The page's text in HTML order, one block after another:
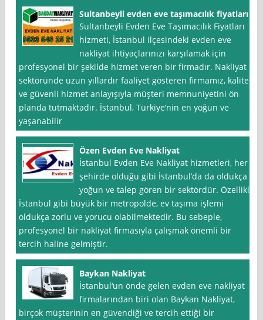
Sultanbeyli evden eve taşımacılık fiyatları
Sultanbeyli Evden Eve Taşımacılık Fiyatları
hizmeti, İstanbul ilçesindeki evden eve
nakliyat ihtiyaçlarınızı karşılamak için
profesyonel bir şekilde hizmet veren bir firmadır. Nakliyat
sektöründe uzun yıllardır faaliyet gösteren firmamız, kaliteli
ve güvenli hizmet anlayışıyla müşteri memnuniyetini ön
planda tutmaktadır. İstanbul, Türkiye’nin en yoğun ve
yaşanabilir
Özen Evden Eve Nakliyat
İstanbul Evden Eve Nakliyat hizmetleri, her
şehirde olduğu gibi İstanbul’da da oldukça
yoğun ve talep gören bir sektördür. Özellikle
İstanbul gibi büyük bir metropolde, ev taşıma işlemi
oldukça zorlu ve yorucu olabilmektedir. Bu sebeple,
profesyonel bir nakliyat firmasıyla çalışmak önemli bir
tercih haline gelmiştir.
Baykan Nakliyat
İstanbul‘un önde gelen evden eve nakliyat
firmalarından biri olan Baykan Nakliyat,
birçok müşterinin en güvendiği ve tercih ettiği bir